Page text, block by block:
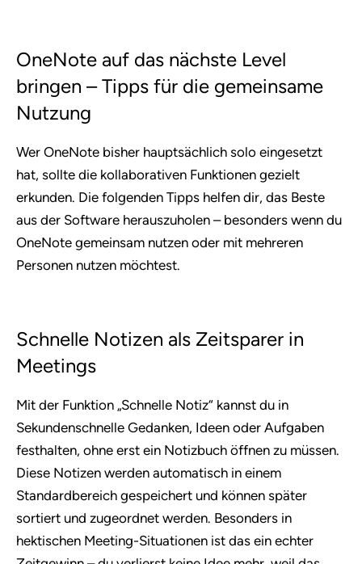
OneNote auf das nächste Level
bringen – Tipps für die gemeinsame
Nutzung
Wer OneNote bisher hauptsächlich solo eingesetzt
hat, sollte die kollaborativen Funktionen gezielt
erkunden. Die folgenden Tipps helfen dir, das Beste
aus der Software herauszuholen – besonders wenn du
OneNote gemeinsam nutzen oder mit mehreren
Personen nutzen möchtest.
Schnelle Notizen als Zeitsparer in
Meetings
Mit der Funktion „Schnelle Notiz“ kannst du in
Sekundenschnelle Gedanken, Ideen oder Aufgaben
festhalten, ohne erst ein Notizbuch öffnen zu müssen.
Diese Notizen werden automatisch in einem
Standardbereich gespeichert und können später
sortiert und zugeordnet werden. Besonders in
hektischen Meeting-Situationen ist das ein echter